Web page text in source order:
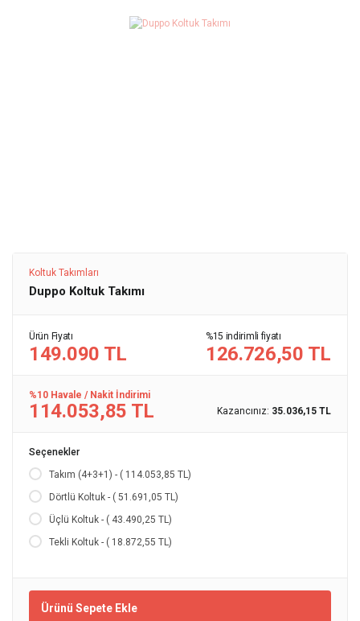
Koltuk Takımları
Duppo Koltuk Takımı
Ürün Fiyatı
149.090 TL
%15 indirimli fiyatı
126.726,50 TL
%10 Havale / Nakit İndirimi
114.053,85 TL Kazancınız: 35.036,15 TL
Seçenekler
Takım (4+3+1) - ( 114.053,85 TL)
Dörtlü Koltuk - ( 51.691,05 TL)
Üçlü Koltuk - ( 43.490,25 TL)
Tekli Koltuk - ( 18.872,55 TL)
Ürünü Sepete Ekle